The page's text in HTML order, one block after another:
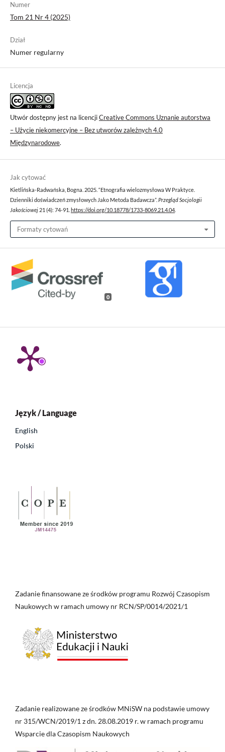
Numer
Tom 21 Nr 4 (2025)
Dział
Numer regularny
Licencja
Utwór dostępny jest na licencjiCreative Commons Uznanie autorstwa
– Użycie niekomercyjne – Bez utworów zależnych 4.0
Międzynarodowe.
Jak cytować
Kietlińska-Radwańska, Bogna. 2025. “Etnografia wielozmysłowa W Praktyce.
Dzienniki doświadczeń zmysłowych Jako Metoda Badawcza”. Przegląd Socjologii
Jakościowej 21 (4): 74-91. https://doi.org/10.18778/1733-8069.21.4.04.
Formaty cytowań
0
Język / Language
English
Polski
Zadanie finansowane ze środków programu Rozwój Czasopism
Naukowych w ramach umowy nr RCN/SP/0014/2021/1
Zadanie realizowane ze środków MNiSW na podstawie umowy
nr 315/WCN/2019/1 z dn. 28.08.2019 r. w ramach programu
Wsparcie dla Czasopism Naukowych